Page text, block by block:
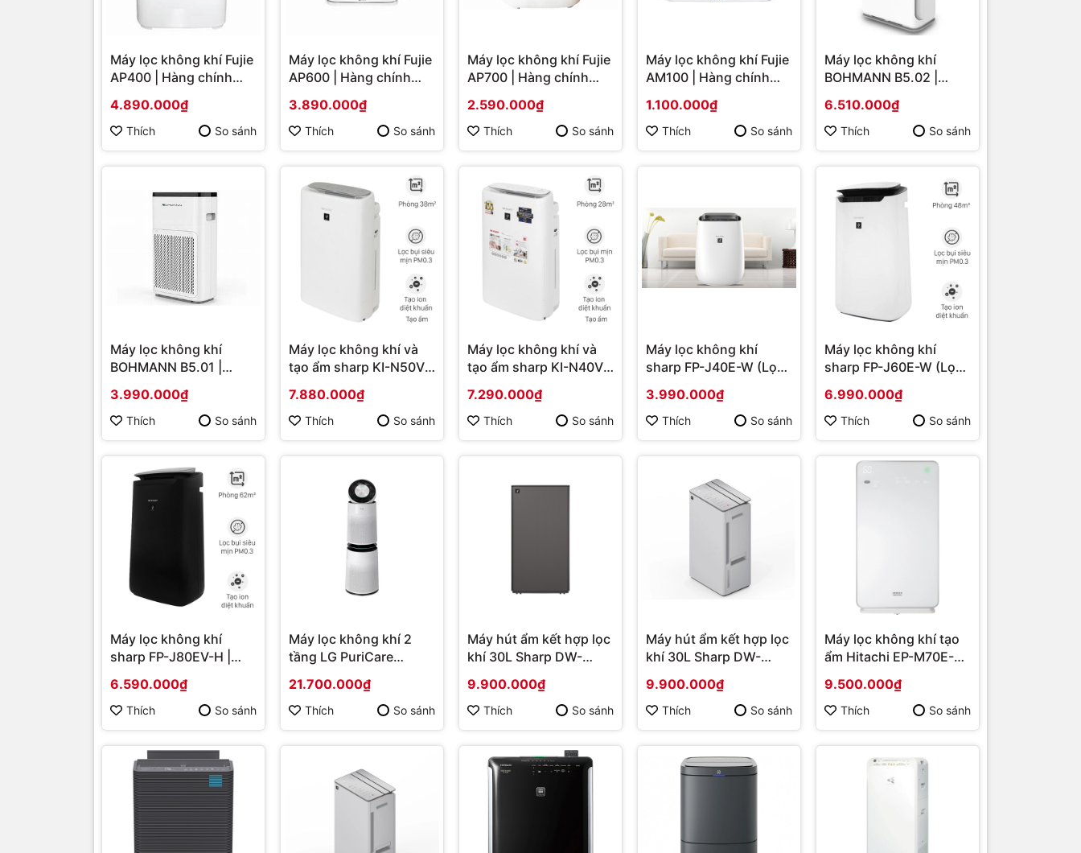
Máy lọc không khí Fujie
AP400 | Hàng chính
4.890.000₫
Thích So sánh
Máy lọc không khí Fujie
AP600 | Hàng chính
3.890.000₫
Thích So sánh
Máy lọc không khí Fujie
AP700 | Hàng chính
2.590.000₫
Thích So sánh
Máy lọc không khí Fujie
AM100 | Hàng chính
1.100.000₫
Thích So sánh
Máy lọc không khí
BOHMANN B5.02 |
6.510.000₫
Thích So sánh
Máy lọc không khí
BOHMANN B5.01 |
3.990.000₫
Thích So sánh
Máy lọc không khí và
tạo ẩm sharp KI-N50V-
7.880.000₫
Thích So sánh
Máy lọc không khí và
tạo ẩm sharp KI-N40V-
7.290.000₫
Thích So sánh
Máy lọc không khí
sharp FP-J40E-W (Lọc
Hàng chính hãng
3.990.000₫
Thích So sánh
Máy lọc không khí
sharp FP-J60E-W (Lọc
Hàng chính hãng
6.990.000₫
Thích So sánh
Máy lọc không khí
sharp FP-J80EV-H |
6.590.000₫
Thích So sánh
Máy lọc không khí 2
tầng LG PuriCare
| Hàng chính hãng
21.700.000₫
Thích So sánh
Máy hút ẩm kết hợp lọc
khí 30L Sharp DW-
Hàng chính hãng
9.900.000₫
Thích So sánh
Máy hút ẩm kết hợp lọc
khí 30L Sharp DW-
chính hãng
9.900.000₫
Thích So sánh
Máy lọc không khí tạo
ẩm Hitachi EP-M70E-
9.500.000₫
Thích So sánh